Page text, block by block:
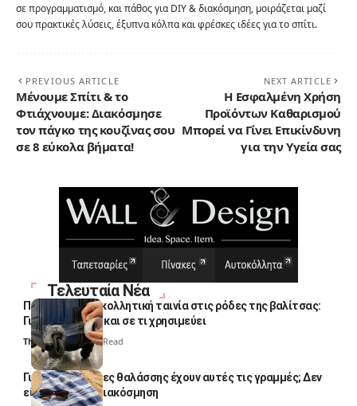
σε προγραμματισμό, και πάθος για DIY & διακόσμηση, μοιράζεται μαζί
σου πρακτικές λύσεις, έξυπνα κόλπα και φρέσκες ιδέες για το σπίτι.
PREVIOUS ARTICLE
Μένουμε Σπίτι & το
Φτιάχνουμε: Διακόσμησε
τον πάγκο της κουζίνας σου
σε 8 εύκολα βήματα!
NEXT ARTICLE
Η Εσφαλμένη Χρήση
Προϊόντων Καθαρισμού
Μπορεί να Γίνει Επικίνδυνη
για την Υγεία σας
Τελευταία Νέα
Πολλοί βάζουν κολλητική ταινία στις ρόδες της βαλίτσας:
Γιατί το κάνουν και σε τι χρησιμεύει
Thali Ombre4 Min Read
Γιατί οι πετσέτες θαλάσσης έχουν αυτές τις γραμμές; Δεν
είναι μόνο για διακόσμηση